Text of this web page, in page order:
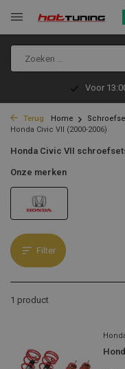
Voor
Terug Home
Honda Civic VII (2000-2006)
Honda Civic VII
Onze merken
Filter
1 product